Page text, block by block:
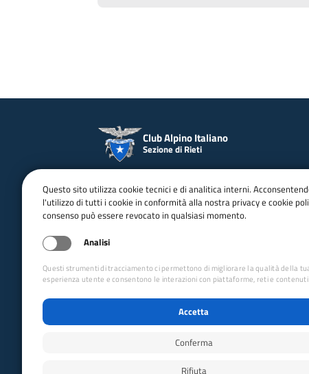
Club Alpino Italiano
Sezione di Rieti
Seguici
Facebook Instagram YouTube
Questo sito utilizza cookie tecnici e di analitica interni.
l'utilizzo di tutti i cookie in conformità alla nostra privacy e cookie
consenso può essere revocato in qualsiasi momento.
Analisi
Questi strumenti di tracciamento ci permettono di migliorare la qualità della
esperienza utente e consentono le interazioni con piattaforme, reti e
Accetta
Conferma
Rifiuta